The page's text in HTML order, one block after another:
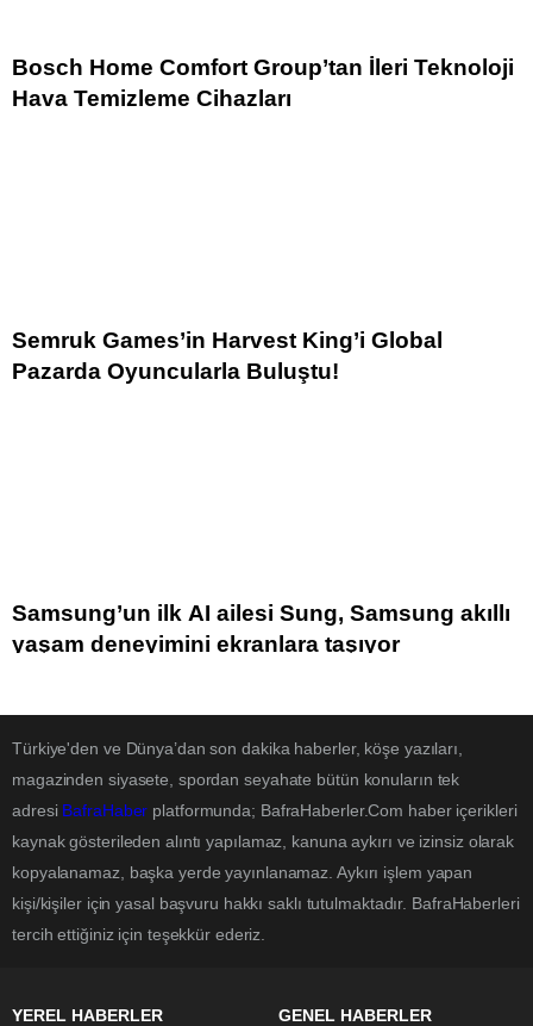
Bosch Home Comfort Group’tan İleri Teknoloji
Hava Temizleme Cihazları
Semruk Games’in Harvest King’i Global
Pazarda Oyuncularla Buluştu!
Samsung’un ilk AI ailesi Sung, Samsung akıllı
yaşam deneyimini ekranlara taşıyor
Türkiye'den ve Dünya’dan son dakika haberler, köşe yazıları,
magazinden siyasete, spordan seyahate bütün konuların tek
adresi BafraHaber platformunda; BafraHaberler.Com haber içerikleri
kaynak gösterileden alıntı yapılamaz, kanuna aykırı ve izinsiz olarak
kopyalanamaz, başka yerde yayınlanamaz. Aykırı işlem yapan
kişi/kişiler için yasal başvuru hakkı saklı tutulmaktadır. BafraHaberleri
tercih ettiğiniz için teşekkür ederiz.
YEREL HABERLER
GENEL HABERLER